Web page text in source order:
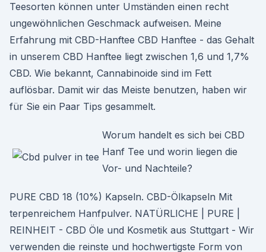
Teesorten können unter Umständen einen recht
ungewöhnlichen Geschmack aufweisen. Meine
Erfahrung mit CBD-Hanftee CBD Hanftee - das Gehalt
in unserem CBD Hanftee liegt zwischen 1,6 und 1,7%
CBD. Wie bekannt, Cannabinoide sind im Fett
auflösbar. Damit wir das Meiste benutzen, haben wir
für Sie ein Paar Tips gesammelt.
Worum handelt es sich bei CBD
Hanf Tee und worin liegen die
Vor- und Nachteile?
PURE CBD 18 (10%) Kapseln. CBD-Ölkapseln Mit
terpenreichem Hanfpulver. NATÜRLICHE | PURE |
REINHEIT - CBD Öle und Kosmetik aus Stuttgart - Wir
verwenden die reinste und hochwertigste Form von